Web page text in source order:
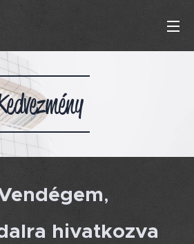
,
hivatkozva